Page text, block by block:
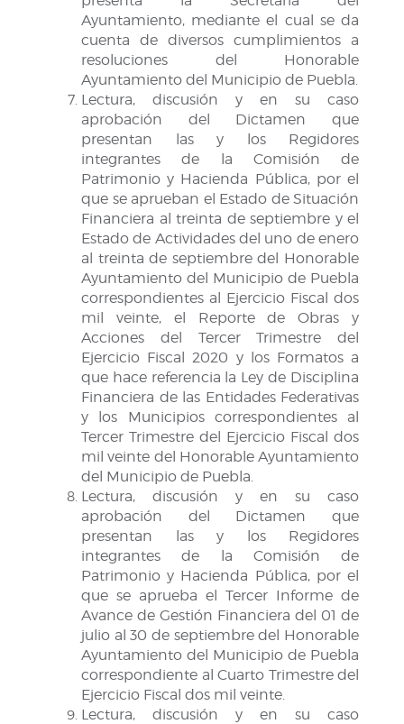
Ayuntamiento, mediante el cual se da
cuenta de diversos cumplimientos a
resoluciones del Honorable
Ayuntamiento del Municipio de Puebla.
Lectura, discusión y en su caso
aprobación del Dictamen que
presentan las y los Regidores
integrantes de la Comisión de
Patrimonio y Hacienda Pública, por el
que se aprueban el Estado de Situación
Financiera al treinta de septiembre y el
Estado de Actividades del uno de enero
al treinta de septiembre del Honorable
Ayuntamiento del Municipio de Puebla
correspondientes al Ejercicio Fiscal dos
mil veinte, el Reporte de Obras y
Acciones del Tercer Trimestre del
Ejercicio Fiscal 2020 y los Formatos a
que hace referencia la Ley de Disciplina
Financiera de las Entidades Federativas
y los Municipios correspondientes al
Tercer Trimestre del Ejercicio Fiscal dos
mil veinte del Honorable Ayuntamiento
del Municipio de Puebla.
Lectura, discusión y en su caso
aprobación del Dictamen que
presentan las y los Regidores
integrantes de la Comisión de
Patrimonio y Hacienda Pública, por el
que se aprueba el Tercer Informe de
Avance de Gestión Financiera del 01 de
julio al 30 de septiembre del Honorable
Ayuntamiento del Municipio de Puebla
correspondiente al Cuarto Trimestre del
Ejercicio Fiscal dos mil veinte.
Lectura, discusión y en su caso